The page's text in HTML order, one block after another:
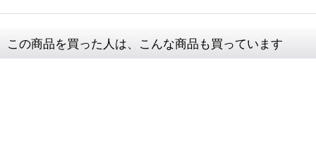
この商品を買った人は、こんな商品も買っています